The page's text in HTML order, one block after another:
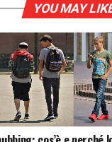
YOU MAY